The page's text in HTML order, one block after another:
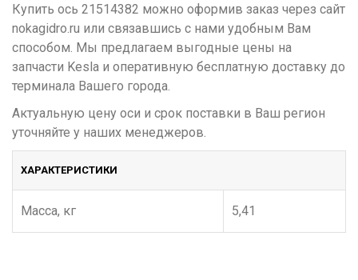
Купить ось 21514382 можно оформив заказ через сайт
nokagidro.ru или связавшись с нами удобным Вам
способом. Мы предлагаем выгодные цены на
запчасти Kesla и оперативную бесплатную доставку до
терминала Вашего города.
Актуальную цену оси и срок поставки в Ваш регион
уточняйте у наших менеджеров.
ХАРАКТЕРИСТИКИ
Масса, кг 5,41